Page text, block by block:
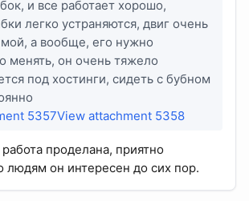
и все работает хорошо,
легко устраняются, двиг очень
а вообще, его нужно
менять, он очень тяжело
под хостинги, сидеть с бубном
5357View attachment 5358
проделана, приятно
людям он интересен до сих пор.